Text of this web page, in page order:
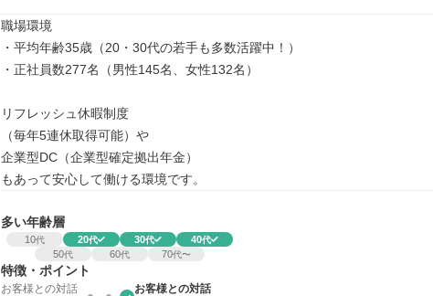
職場環境
・平均年齢35歳（20・30代の若手も多数活躍中！）
・正社員数277名（男性145名、女性132名）
リフレッシュ休暇制度
（毎年5連休取得可能）や
企業型DC（企業型確定拠出年金）
もあって安心して働ける環境です。
多い年齢層
10代 20代 30代 40代
50代 60代 70代〜
特徴・ポイント
お客様との対話 お客様との対話